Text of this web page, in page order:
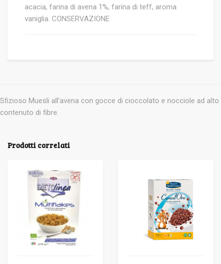
acacia, farina di avena 1%, farina di teff, aroma
vaniglia. CONSERVAZIONE
Sfizioso Muesli all’avena con gocce di cioccolato e nocciole ad alto
contenuto di fibre.
Prodotti correlati